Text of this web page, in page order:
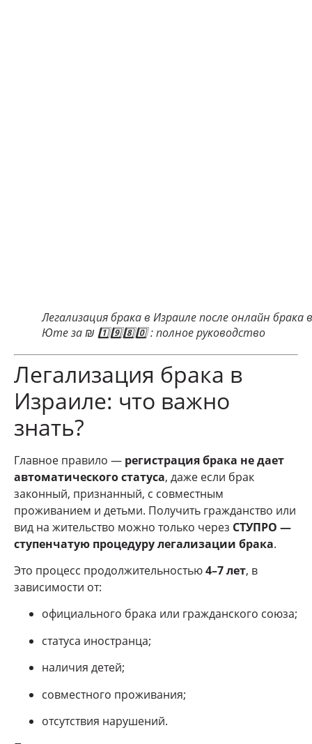
Легализация брака в Израиле после онлайн брака в
Юте за ₪ 1️⃣9️⃣8️⃣0️⃣ : полное руководство
Легализация брака в
Израиле: что важно
знать?
Главное правило — регистрация брака не дает
автоматического статуса, даже если брак
законный, признанный, с совместным
проживанием и детьми. Получить гражданство или
вид на жительство можно только через СТУПРО —
ступенчатую процедуру легализации брака.
Это процесс продолжительностью4–7 лет, в
зависимости от:
официального брака или гражданского союза;
статуса иностранца;
наличия детей;
совместного проживания;
отсутствия нарушений.